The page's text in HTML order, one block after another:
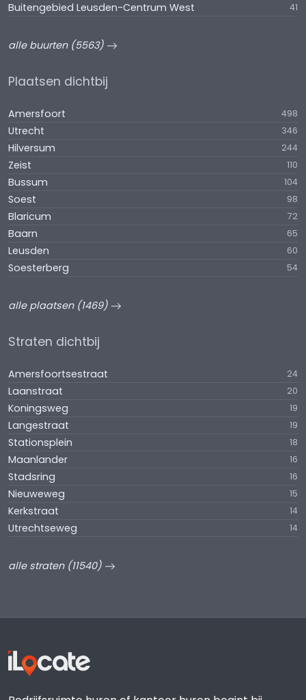
Buitengebied Leusden-Centrum West 41
alle buurten (5563)
Plaatsen dichtbij
Amersfoort 498
Utrecht 346
Hilversum 244
Zeist 110
Bussum 104
Soest 98
Blaricum 72
Baarn 65
Leusden 60
Soesterberg 54
alle plaatsen (1469)
Straten dichtbij
Amersfoortsestraat 24
Laanstraat 20
Koningsweg 19
Langestraat 19
Stationsplein 18
Maanlander 16
Stadsring 16
Nieuweweg 15
Kerkstraat 14
Utrechtseweg 14
alle straten (11540)